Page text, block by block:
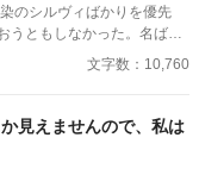
のシルヴィばかりを優先
うともしなかった。名ばか
まで立て直しても、彼にと
ない。 やがて結婚
話を聞いてしまったレティ
の結婚には見切りをつけ
、自分の力で生きる穏やか
文字数：10,760
見えませんので、私は